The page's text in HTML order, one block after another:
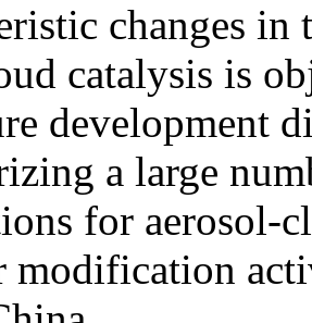
changes in
catalysis is
development
a large
for aerosol-
modification